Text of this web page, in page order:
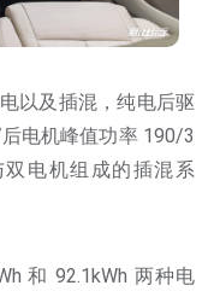
以及插混，纯电后驱
电机峰值功率 190/3
双电机组成的插混系
和 92.1kWh 两种电